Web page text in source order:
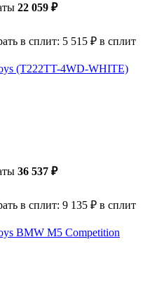
22 059 ₽
в сплит: 5 515 ₽ в сплит
(T222TT-4WD-WHITE)
36 537 ₽
в сплит: 9 135 ₽ в сплит
BMW M5 Competition